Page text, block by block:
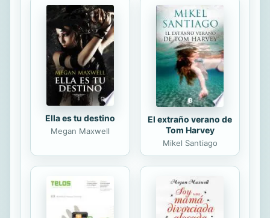
Co'mo ganar la guerra espiritual
ofrece una pra'ctica gui'a paso a
paso para la superacio'n de las
estrategias del diablo. De manera
clara, y con te'rminos fa'cil de
entender, el autor Neil Anderson te
muestra lo que puedes...
Ella es tu destino
Megan Maxwell
El extraño verano de
Tom Harvey
Mikel Santiago